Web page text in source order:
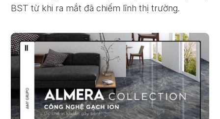
BST từ khi ra mắt đã chiếm lĩnh thị trường.